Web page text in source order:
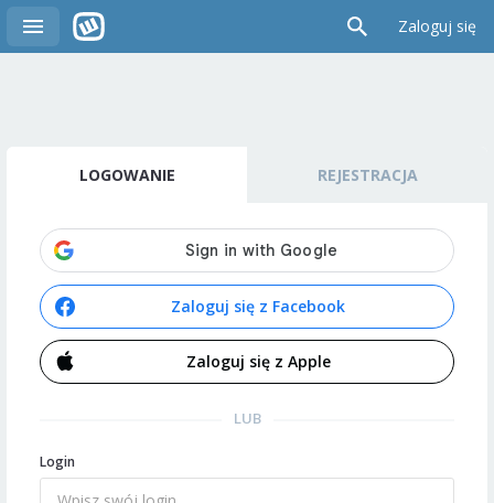
Zaloguj się
LOGOWANIE REJESTRACJA
Zaloguj się z Facebook
Zaloguj się z Apple
LUB
Login